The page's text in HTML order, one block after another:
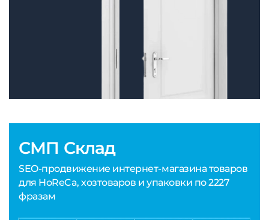
СМП Склад
SEO-продвижение интернет-магазина товаров
для HoReCa, хозтоваров и упаковки по 2227
фразам